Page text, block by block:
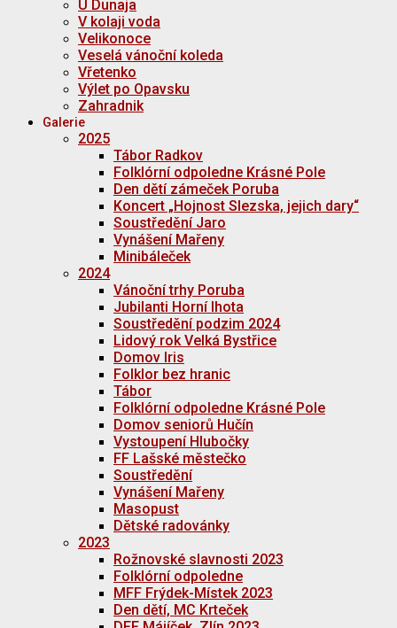
U Dunaja
V kolaji voda
Velikonoce
Veselá vánoční koleda
Vřetenko
Výlet po Opavsku
Zahradnik
Galerie
2025
Tábor Radkov
Folklórní odpoledne Krásné Pole
Den dětí zámeček Poruba
Koncert „Hojnost Slezska, jejich dary“
Soustředění Jaro
Vynášení Mařeny
Minibáleček
2024
Vánoční trhy Poruba
Jubilanti Horní lhota
Soustředění podzim 2024
Lidový rok Velká Bystřice
Domov Iris
Folklor bez hranic
Tábor
Folklórní odpoledne Krásné Pole
Domov seniorů Hučín
Vystoupení Hlubočky
FF Lašské městečko
Soustředění
Vynášení Mařeny
Masopust
Dětské radovánky
2023
Rožnovské slavnosti 2023
Folklórní odpoledne
MFF Frýdek-Místek 2023
Den dětí, MC Krteček